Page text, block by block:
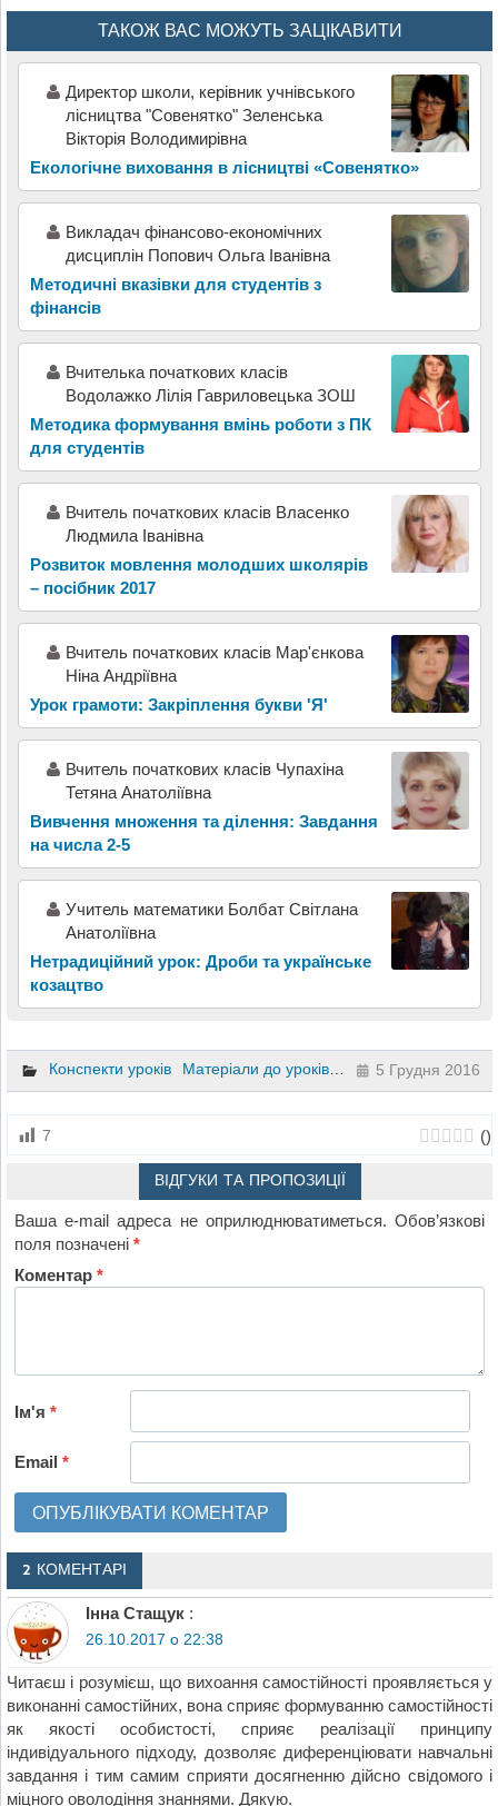
ТАКОЖ ВАС МОЖУТЬ ЗАЦІКАВИТИ
Директор школи, керівник учнівського
лісництва "Совенятко" Зеленська
Вікторія Володимирівна
Екологічне виховання в лісництві «Совенятко»
Викладач фінансово-економічних
дисциплін Попович Ольга Іванівна
Методичні вказівки для студентів з
фінансів
Вчителька початкових класів
Водолажко Лілія Гавриловецька ЗОШ
Методика формування вмінь роботи з ПК
для студентів
Вчитель початкових класів Власенко
Людмила Іванівна
Розвиток мовлення молодших школярів
– посібник 2017
Вчитель початкових класів Мар'єнкова
Ніна Андріївна
Урок грамоти: Закріплення букви 'Я'
Вчитель початкових класів Чупахіна
Тетяна Анатоліївна
Вивчення множення та ділення: Завдання
на числа 2-5
Учитель математики Болбат Світлана
Анатоліївна
Нетрадиційний урок: Дроби та українське
козацтво
Конспекти уроків Матеріали до уроків Географія 10 клас
5 Грудня 2016
7 ()
ВІДГУКИ ТА ПРОПОЗИЦІЇ
Ваша e-mail адреса не оприлюднюватиметься. Обов’язкові
поля позначені*
Коментар*
Ім'я*
Email*
2 КОМЕНТАРІ
Iнна Стащук :
26.10.2017 о 22:38
Читаєш і розумієш, що вихоання самостійності проявляється у
виконанні самостійних, вона сприяє формуванню самостійності
як якості особистості, сприяє реалізації принципу
індивідуального підходу, дозволяє диференціювати навчальні
завдання і тим самим сприяти досягненню дійсно свідомого і
міцного оволодіння знаннями. Дякую.